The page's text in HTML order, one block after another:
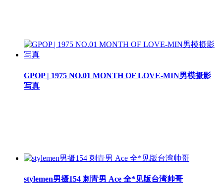
GPOP | 1975 NO.01 MONTH OF LOVE-MIN男模摄影
写真
stylemen男摄154 刺青男 Ace 全*见版台湾帅哥